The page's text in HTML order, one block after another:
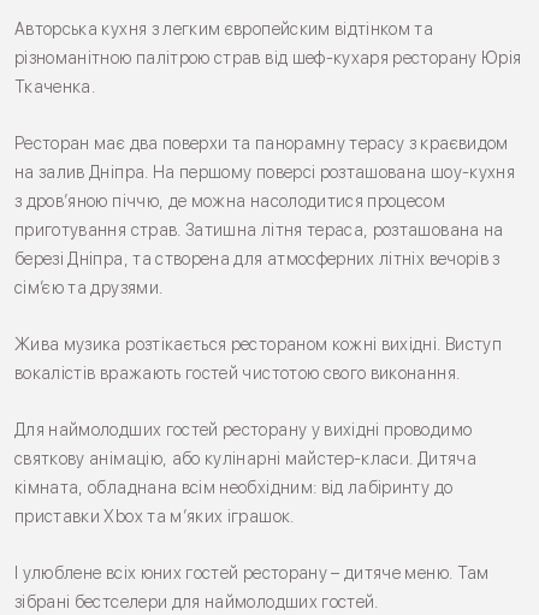
Авторська кухня з легким європейским відтінком та
різноманітною палітрою страв від шеф-кухаря ресторану Юрія
Ткаченка.
Ресторан має два поверхи та панорамну терасу з краєвидом
на залив Дніпра. На першому поверсі розташована шоу-кухня
з дров’яною піччю, де можна насолодитися процесом
приготування страв. Затишна літня тераса, розташована на
березі Дніпра, та створена для атмосферних літніх вечорів з
сім’єю та друзями.
Жива музика розтікається рестораном кожні вихідні. Виступ
вокалістів вражають гостей чистотою свого виконання.
Для наймолодших гостей ресторану у вихідні проводимо
святкову анімацію, або кулінарні майстер-класи. Дитяча
кімната, обладнана всім необхідним: від лабіринту до
приставки Xbox та м’яких іграшок.
І улюблене всіх юних гостей ресторану – дитяче меню. Там
зібрані бестселери для наймолодших гостей.